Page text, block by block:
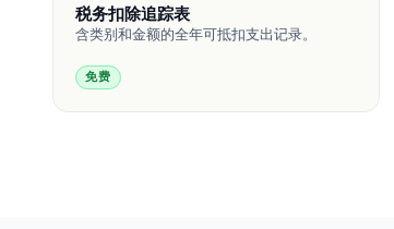
税务扣除追踪表
含类别和金额的全年可抵扣支出记录。
免费